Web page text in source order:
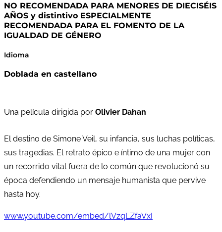
NO RECOMENDADA PARA MENORES DE DIECISÉIS
AÑOS y distintivo ESPECIALMENTE
RECOMENDADA PARA EL FOMENTO DE LA
IGUALDAD DE GÉNERO
Idioma
Doblada en castellano
Una película dirigida por Olivier Dahan
El destino de Simone Veil, su infancia, sus luchas políticas,
sus tragedias. El retrato épico e íntimo de una mujer con
un recorrido vital fuera de lo común que revolucionó su
época defendiendo un mensaje humanista que pervive
hasta hoy.
www.youtube.com/embed/lVzqLZfaVxI